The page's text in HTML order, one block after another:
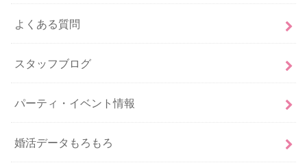
よくある質問
スタッフブログ
パーティ・イベント情報
婚活データもろもろ